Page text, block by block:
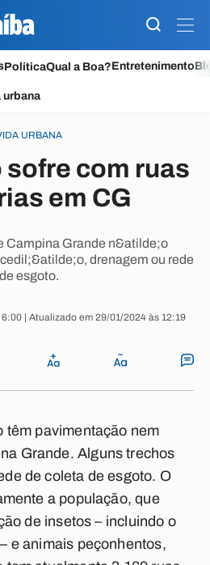
PolíticaQual a Boa?Entretenimento
urbana
URBANA
com ruas
em CG
Campina Grande n&atilde;o
drenagem ou rede
de esgoto.
| Atualizado em 29/01/2024 às 12:19
têm pavimentação nem
Grande. Alguns trechos
de coleta de esgoto. O
a população, que
de insetos – incluindo o
e animais peçonhentos,